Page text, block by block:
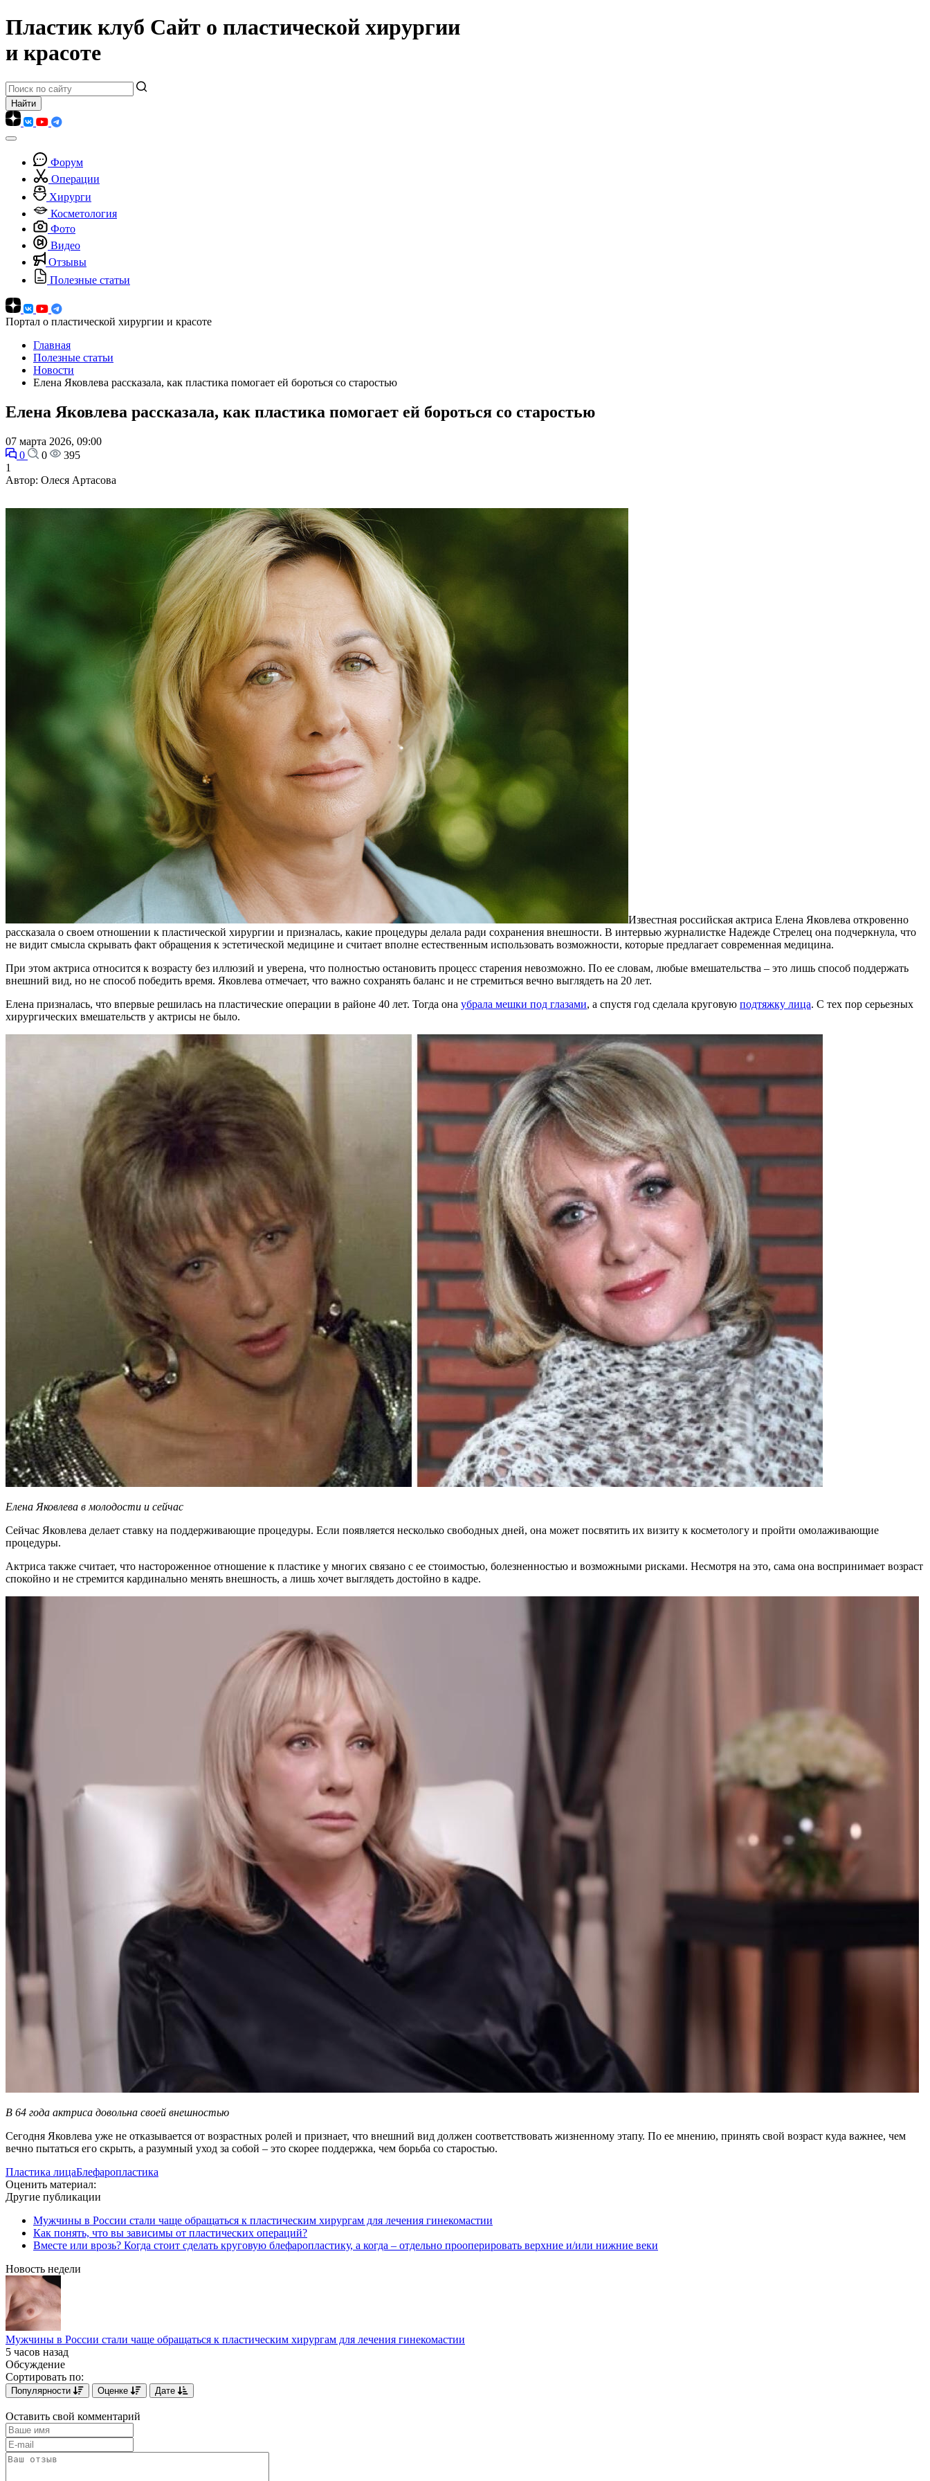
Пластик клуб Сайт о пластической хирургии
и красоте
Форум
Операции
Хирурги
Косметология
Фото
Видео
Отзывы
Полезные статьи
Портал о пластической хирургии и красоте
Главная
Полезные статьи
Новости
Елена Яковлева рассказала, как пластика помогает ей бороться со старостью
Елена Яковлева рассказала, как пластика помогает ей бороться со старостью
07 марта 2026, 09:00
0
0
395
1
Автор: Олеся Артасова
Известная российская актриса Елена Яковлева откровенно
рассказала о своем отношении к пластической хирургии и призналась, какие процедуры делала ради сохранения внешности. В интервью журналистке Надежде Стрелец она подчеркнула, что
не видит смысла скрывать факт обращения к эстетической медицине и считает вполне естественным использовать возможности, которые предлагает современная медицина.
При этом актриса относится к возрасту без иллюзий и уверена, что полностью остановить процесс старения невозможно. По ее словам, любые вмешательства – это лишь способ поддержать
внешний вид, но не способ победить время. Яковлева отмечает, что важно сохранять баланс и не стремиться вечно выглядеть на 20 лет.
Елена призналась, что впервые решилась на пластические операции в районе 40 лет. Тогда она убрала мешки под глазами, а спустя год сделала круговую подтяжку лица. С тех пор серьезных
хирургических вмешательств у актрисы не было.
Елена Яковлева в молодости и сейчас
Сейчас Яковлева делает ставку на поддерживающие процедуры. Если появляется несколько свободных дней, она может посвятить их визиту к косметологу и пройти омолаживающие
процедуры.
Актриса также считает, что настороженное отношение к пластике у многих связано с ее стоимостью, болезненностью и возможными рисками. Несмотря на это, сама она воспринимает возраст
спокойно и не стремится кардинально менять внешность, а лишь хочет выглядеть достойно в кадре.
В 64 года актриса довольна своей внешностью
Сегодня Яковлева уже не отказывается от возрастных ролей и признает, что внешний вид должен соответствовать жизненному этапу. По ее мнению, принять свой возраст куда важнее, чем
вечно пытаться его скрыть, а разумный уход за собой – это скорее поддержка, чем борьба со старостью.
Пластика лицаБлефаропластика
Оценить материал:
Другие публикации
Мужчины в России стали чаще обращаться к пластическим хирургам для лечения гинекомастии
Как понять, что вы зависимы от пластических операций?
Вместе или врозь? Когда стоит сделать круговую блефаропластику, а когда – отдельно прооперировать верхние и/или нижние веки
Новость недели
Мужчины в России стали чаще обращаться к пластическим хирургам для лечения гинекомастии
5 часов назад
Обсуждение
Сортировать по:
Популярности Оценке Дате
Оставить свой комментарий